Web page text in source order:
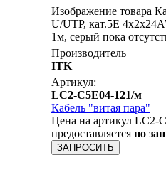
Изображение товара
U/UTP, кат.5E
1м, серый пока
Производитель
ITK
Артикул:
LC2-C5E04-121/м
Кабель "витая пара"
Цена на артикул LC2-
предоставляется по
ЗАПРОСИТЬ